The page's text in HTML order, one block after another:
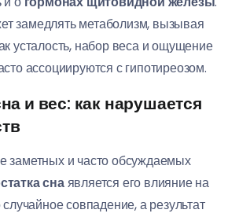
замедлять метаболизм, вызывая
усталость, набор веса и ощущение
ассоциируются с гипотиреозом.
и вес: как нарушается
заметных и часто обсуждаемых
снаявляется его влияние на
совпадение, а результат